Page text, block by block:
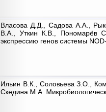
Власова Д.Д., Садова А.А.,
В.А., Уткин К.В., Пономарёв
экспрессию генов системы
Ильин В.К., Соловьева З.О.,
Скедина М.А.